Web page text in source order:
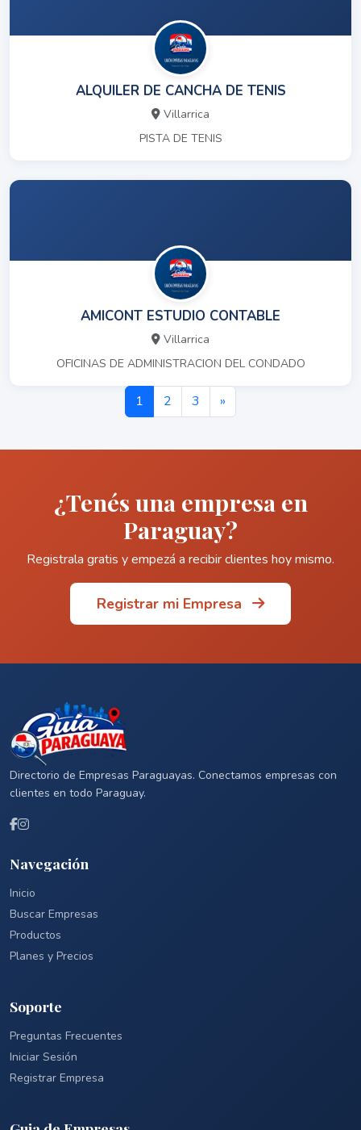
ALQUILER DE CANCHA DE TENIS
Villarrica
PISTA DE TENIS
AMICONT ESTUDIO CONTABLE
Villarrica
OFICINAS DE ADMINISTRACION DEL CONDADO
1 2 3 »
¿Tenés una empresa en
Paraguay?
Registrala gratis y empezá a recibir clientes hoy mismo.
Registrar mi Empresa
Directorio de Empresas Paraguayas. Conectamos empresas con
clientes en todo Paraguay.
Navegación
Inicio
Buscar Empresas
Productos
Planes y Precios
Soporte
Preguntas Frecuentes
Iniciar Sesión
Registrar Empresa